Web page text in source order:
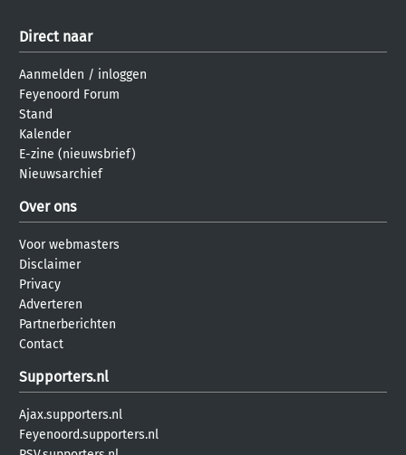
Direct naar
Aanmelden / inloggen
Feyenoord Forum
Stand
Kalender
E-zine (nieuwsbrief)
Nieuwsarchief
Over ons
Voor webmasters
Disclaimer
Privacy
Adverteren
Partnerberichten
Contact
Supporters.nl
Ajax.supporters.nl
Feyenoord.supporters.nl